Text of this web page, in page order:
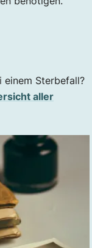
einem Sterbefall?
aller